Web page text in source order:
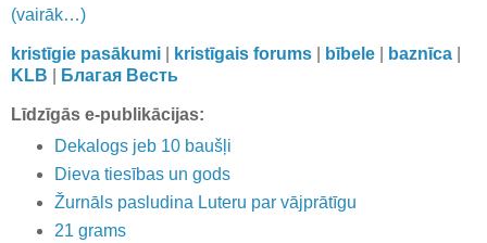
(vairāk…)
kristīgie pasākumi kristīgais forums bībele baznīca
KLB
Благая Весть
Līdzīgās e-publikācijas:
Dekalogs jeb 10 baušļi
Dieva tiesības un gods
Žurnāls pasludina Luteru par vājprātīgu
21 grams